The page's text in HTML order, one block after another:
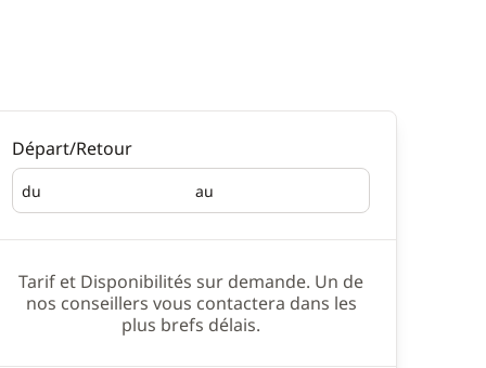
Départ/Retour
du
Départ au
Retour
Tarif et Disponibilités sur demande. Un de
nos conseillers vous contactera dans les
plus brefs délais.